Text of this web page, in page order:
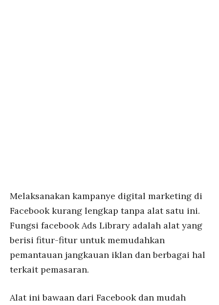
Melaksanakan kampanye digital marketing di
Facebook kurang lengkap tanpa alat satu ini.
Fungsi facebook Ads Library adalah alat yang
berisi fitur-fitur untuk memudahkan
pemantauan jangkauan iklan dan berbagai hal
terkait pemasaran.
Alat ini bawaan dari Facebook dan mudah